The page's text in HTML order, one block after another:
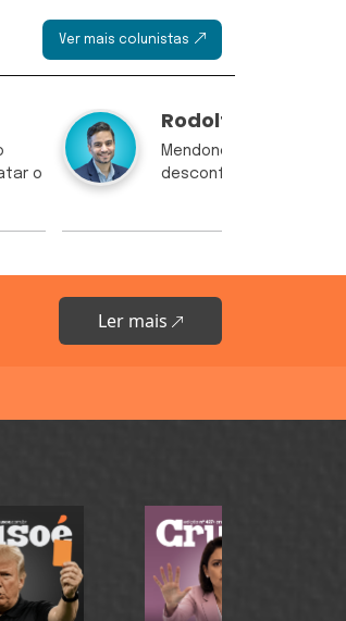
Ver mais colunistas
o
Rodolfo Borges
Mendonça tem motivos
desconfiar
Ler mais